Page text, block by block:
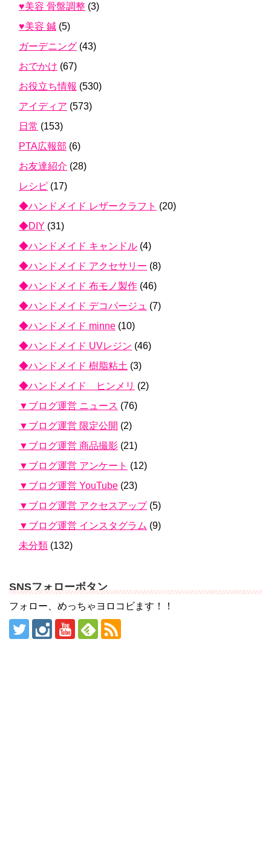
♥美容 骨盤調整 (3)
♥美容 鍼 (5)
ガーデニング (43)
おでかけ (67)
お役立ち情報 (530)
アイディア (573)
日常 (153)
PTA広報部 (6)
お友達紹介 (28)
レシピ (17)
◆ハンドメイド レザークラフト (20)
◆DIY (31)
◆ハンドメイド キャンドル (4)
◆ハンドメイド アクセサリー (8)
◆ハンドメイド 布モノ製作 (46)
◆ハンドメイド デコパージュ (7)
◆ハンドメイド minne (10)
◆ハンドメイド UVレジン (46)
◆ハンドメイド 樹脂粘土 (3)
◆ハンドメイド ヒンメリ (2)
▼ブログ運営 ニュース (76)
▼ブログ運営 限定公開 (2)
▼ブログ運営 商品撮影 (21)
▼ブログ運営 アンケート (12)
▼ブログ運営 YouTube (23)
▼ブログ運営 アクセスアップ(5)
▼ブログ運営 インスタグラム (9)
未分類 (132)
SNSフォローボタン
フォロー、めっちゃヨロコビます！！